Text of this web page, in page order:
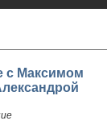
с Максимом